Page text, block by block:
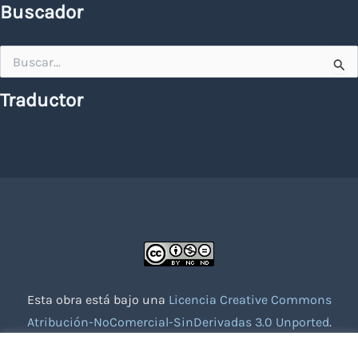
Buscador
por:
Traductor
Esta obra está bajo una Licencia Creative Commons
Atribución-NoComercial-SinDerivadas 3.0 Unported.